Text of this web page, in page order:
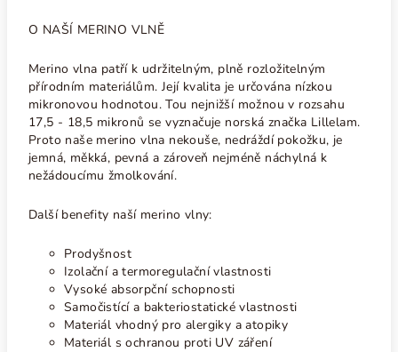
O NAŠÍ MERINO VLNĚ
Merino vlna patří k udržitelným, plně rozložitelným
přírodním materiálům. Její kvalita je určována nízkou
mikronovou hodnotou. Tou nejnižší možnou v rozsahu
17,5 - 18,5 mikronů se vyznačuje norská značka Lillelam.
Proto naše merino vlna nekouše, nedráždí pokožku, je
jemná, měkká, pevná a zároveň nejméně náchylná k
nežádoucímu žmolkování.
Další benefity naší merino vlny:
Prodyšnost
Izolační a termoregulační vlastnosti
Vysoké absorpční schopnosti
Samočistící a bakteriostatické vlastnosti
Materiál vhodný pro alergiky a atopiky
Materiál s ochranou proti UV záření